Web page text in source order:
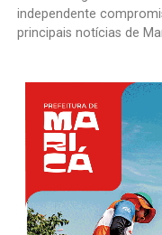
independente
principais notícias de